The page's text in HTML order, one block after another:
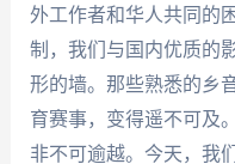
外工作者和华人共同的
制，我们与国内优质的
形的墙。那些熟悉的乡
育赛事，变得遥不可及
非不可逾越。今天，我